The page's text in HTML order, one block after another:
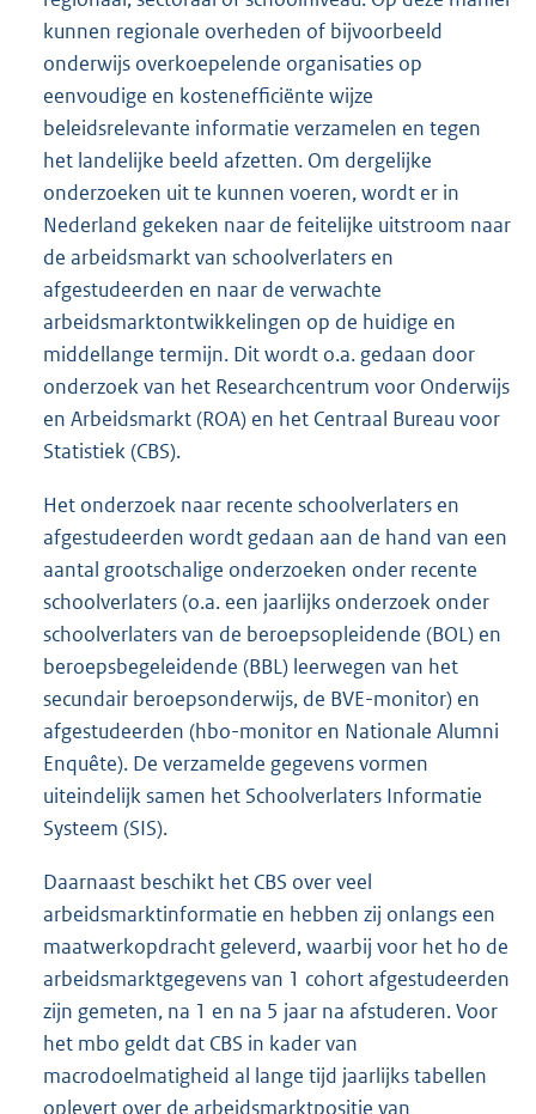
kunnen regionale overheden of bijvoorbeeld
onderwijs overkoepelende organisaties op
eenvoudige en kostenefficiënte wijze
beleidsrelevante informatie verzamelen en tegen
het landelijke beeld afzetten. Om dergelijke
onderzoeken uit te kunnen voeren, wordt er in
Nederland gekeken naar de feitelijke uitstroom naar
de arbeidsmarkt van schoolverlaters en
afgestudeerden en naar de verwachte
arbeidsmarktontwikkelingen op de huidige en
middellange termijn. Dit wordt o.a. gedaan door
onderzoek van het Researchcentrum voor Onderwijs
en Arbeidsmarkt (ROA) en het Centraal Bureau voor
Statistiek (CBS).
Het onderzoek naar recente schoolverlaters en
afgestudeerden wordt gedaan aan de hand van een
aantal grootschalige onderzoeken onder recente
schoolverlaters (o.a. een jaarlijks onderzoek onder
schoolverlaters van de beroepsopleidende (BOL) en
beroepsbegeleidende (BBL) leerwegen van het
secundair beroepsonderwijs, de BVE-monitor) en
afgestudeerden (hbo-monitor en Nationale Alumni
Enquête). De verzamelde gegevens vormen
uiteindelijk samen het Schoolverlaters Informatie
Systeem (SIS).
Daarnaast beschikt het CBS over veel
arbeidsmarktinformatie en hebben zij onlangs een
maatwerkopdracht geleverd, waarbij voor het ho de
arbeidsmarktgegevens van 1 cohort afgestudeerden
zijn gemeten, na 1 en na 5 jaar na afstuderen. Voor
het mbo geldt dat CBS in kader van
macrodoelmatigheid al lange tijd jaarlijks tabellen
oplevert over de arbeidsmarktpositie van